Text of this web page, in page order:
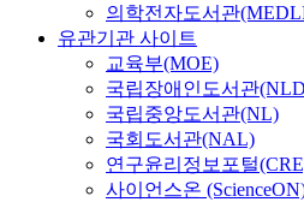
의학전자도서관
유관기관 사이트
교육부(MOE)
국립장애인도서관
국립중앙도서관(NL)
국회도서관(NAL)
연구윤리정보포털
사이언스온